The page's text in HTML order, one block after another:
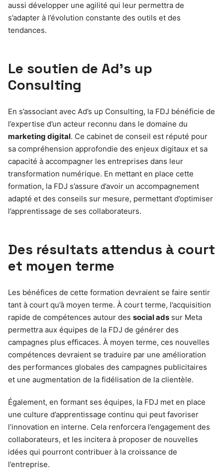
aussi développer une agilité qui leur permettra de
s’adapter à l’évolution constante des outils et des
tendances.
Le soutien de Ad’s up
Consulting
En s’associant avec Ad’s up Consulting, la FDJ bénéficie de
l’expertise d’un acteur reconnu dans le domaine du
marketing digital. Ce cabinet de conseil est réputé pour
sa compréhension approfondie des enjeux digitaux et sa
capacité à accompagner les entreprises dans leur
transformation numérique. En mettant en place cette
formation, la FDJ s’assure d’avoir un accompagnement
adapté et des conseils sur mesure, permettant d’optimiser
l’apprentissage de ses collaborateurs.
Des résultats attendus à court
et moyen terme
Les bénéfices de cette formation devraient se faire sentir
tant à court qu’à moyen terme. À court terme, l’acquisition
rapide de compétences autour des social ads sur Meta
permettra aux équipes de la FDJ de générer des
campagnes plus efficaces. À moyen terme, ces nouvelles
compétences devraient se traduire par une amélioration
des performances globales des campagnes publicitaires
et une augmentation de la fidélisation de la clientèle.
Également, en formant ses équipes, la FDJ met en place
une culture d’apprentissage continu qui peut favoriser
l’innovation en interne. Cela renforcera l’engagement des
collaborateurs, et les incitera à proposer de nouvelles
idées qui pourront contribuer à la croissance de
l’entreprise.